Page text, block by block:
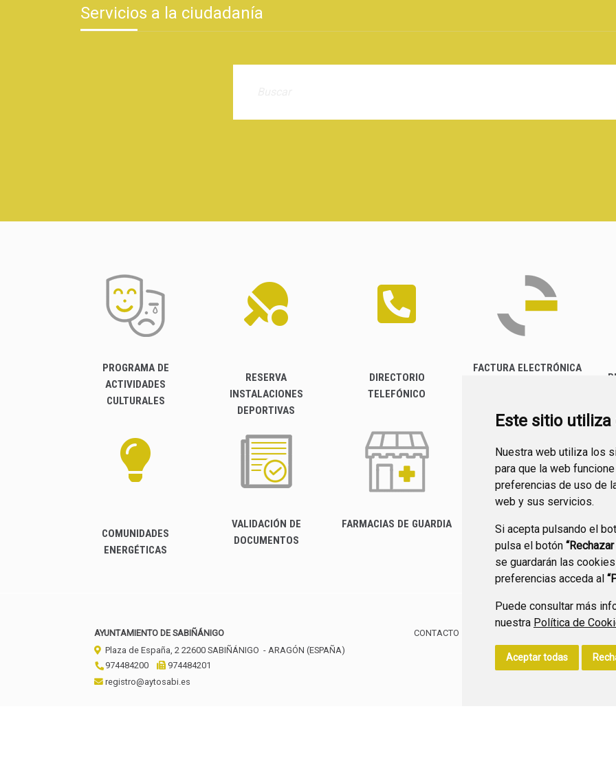
Este sitio
Nuestra web utiliza los
para que la web
preferencias de uso de
web y sus servicios.
Si acepta pulsando el
pulsa el botón
se guardarán las
preferencias acceda al
Puede consultar más
nuestra Política de
Aceptar todas
Servicios a la ciudadanía
PROGRAMA DE
ACTIVIDADES
CULTURALES
RESERVA
INSTALACIONES
DEPORTIVAS
DIRECTORIO
TELEFÓNICO
FACTURA ELECTRÓNICA
COMUNIDADES
ENERGÉTICAS
VALIDACIÓN DE
DOCUMENTOS
FARMACIAS DE GUARDIA
CANAL YOUTUBE
AYUNTAMIENTO DE SABIÑÁNIGO
Plaza de España, 2 22600 SABIÑÁNIGO - ARAGÓN (ESPAÑA)
974484200
974484201
registro@aytosabi.es
CONTACTO